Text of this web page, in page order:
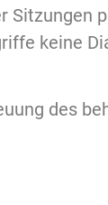
Sitzungen
keine
des